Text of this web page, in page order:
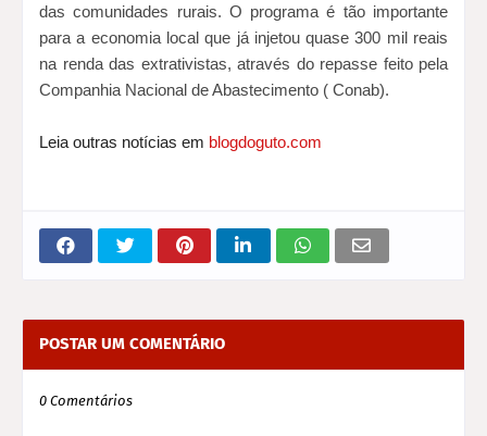
das comunidades rurais. O programa é tão importante
para a economia local que já injetou quase 300 mil reais
na renda das extrativistas, através do repasse feito pela
Companhia Nacional de Abastecimento ( Conab).
Leia outras notícias em blogdoguto.com
POSTAR UM COMENTÁRIO
0 Comentários